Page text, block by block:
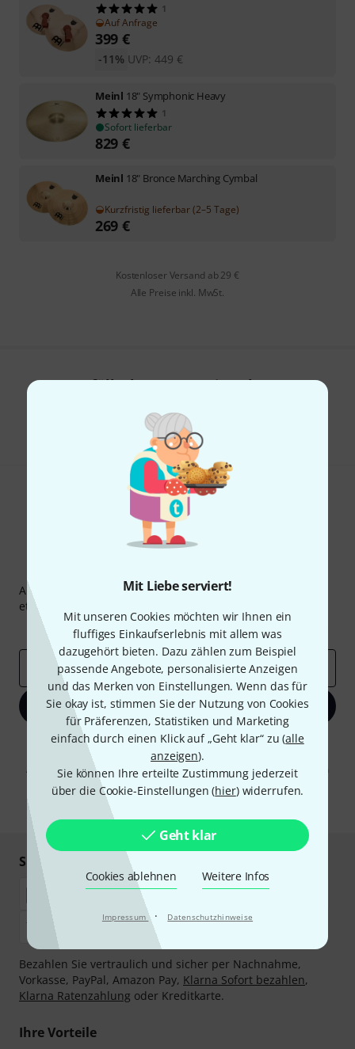
Mit Liebe serviert!
Mit unseren Cookies möchten wir Ihnen ein
fluffiges Einkaufserlebnis mit allem was
dazugehört bieten. Dazu zählen zum Beispiel
passende Angebote, personalisierte Anzeigen
und das Merken von Einstellungen. Wenn das für
Sie okay ist, stimmen Sie der Nutzung von Cookies
für Präferenzen, Statistiken und Marketing
einfach durch einen Klick auf „Geht klar“ zu (alle
anzeigen).
Sie können Ihre erteilte Zustimmung jederzeit
über die Cookie-Einstellungen (hier) widerrufen.
Geht klar
Cookies ablehnen Weitere Infos
Impressum · Datenschutzhinweise
1
Auf Anfrage
399 €
UVP: 449 €
-11%
Meinl 18" Symphonic Heavy
1
Sofort lieferbar
829 €
Meinl 18" Bronce Marching Cymbal
Kurzfristig lieferbar (2–5 Tage)
269 €
Kostenloser Versand ab 29 €
Alle Preise inkl. MwSt.
Gefällt Ihnen, was Sie sehen?
Hilfe & Feedback
Abonniere den Thomann Newsletter und gewinne mit
etwas Glück einen von
Inspirierende Beiträge
Deals Thomann Insights
E-Mail-Adresse*
Jetzt anmelden
Mit Klick auf „Jetzt anmelden“ stimmen Sie dem Erhalt von E-Mail-
Werbung und einer Messung des E-Mail-Nutzungsverhaltens zu. Die
Abmeldung ist jederzeit möglich. Weitere Informationen finden Sie in
unserenDatenschutzhinweisen.
Sicher einkaufen & bezahlen
Bezahlen Sie vertraulich und sicher per Nachnahme,
Vorkasse, PayPal, Amazon Pay, Klarna Sofort bezahlen,
Klarna Ratenzahlung oder Kreditkarte.
Ihre Vorteile